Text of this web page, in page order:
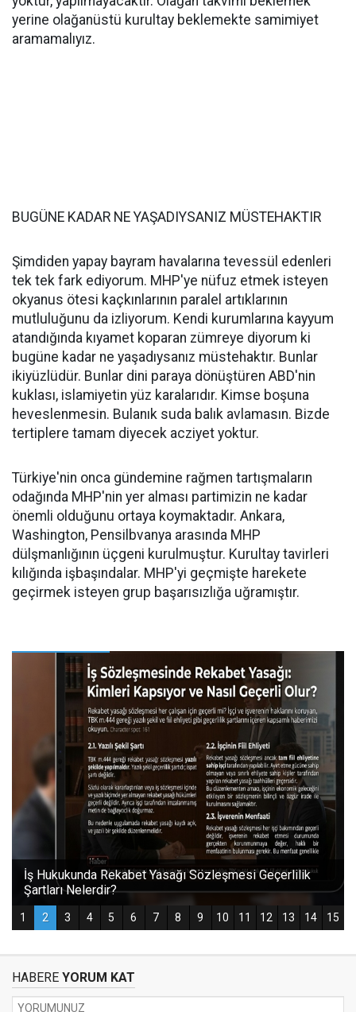
yerine olağanüstü kurultay beklemekte samimiyet
aramamalıyız.
BUGÜNE KADAR NE YAŞADIYSANIZ MÜSTEHAKTIR
Şimdiden yapay bayram havalarına tevessül edenleri
tek tek fark ediyorum. MHP'ye nüfuz etmek isteyen
okyanus ötesi kaçkınlarının paralel artıklarının
mutluluğunu da izliyorum. Kendi kurumlarına kayyum
atandığında kıyamet koparan zümreye diyorum ki
bugüne kadar ne yaşadıysanız müstehaktır. Bunlar
ikiyüzlüdür. Bunlar dini paraya dönüştüren ABD'nin
kuklası, islamiyetin yüz karalarıdır. Kimse boşuna
heveslenmesin. Bulanık suda balık avlamasın. Bizde
tertiplere tamam diyecek acziyet yoktur.
Türkiye'nin onca gündemine rağmen tartışmaların
odağında MHP'nin yer alması partimizin ne kadar
önemli olduğunu ortaya koymaktadır. Ankara,
Washington, Pensilbvanya arasında MHP
dülşmanlığının üçgeni kurulmuştur. Kurultay tavirleri
kılığında işbaşındalar. MHP'yi geçmişte harekete
geçirmek isteyen grup başarısızlığa uğramıştır.
HABERE YORUM KAT